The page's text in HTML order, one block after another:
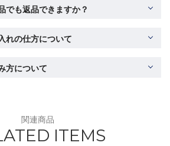
でも返品できますか？
れの仕方について
方について
関連商品
ITEMS